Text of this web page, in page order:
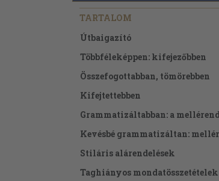
TARTALOM
Útbaigazító
Többféleképpen: kifejezőbben
Összefogottabban, tömörebben
Kifejtettebben
Grammatizáltabban: a
Kevésbé grammatizáltan:
Stiláris alárendelések
Taghiányos mondatösszetételek